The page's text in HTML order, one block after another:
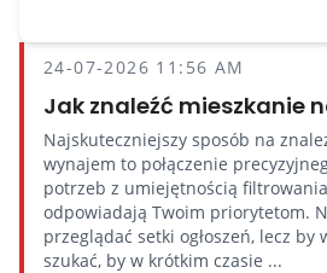
24-07-2026 11:56 AM
Jak znaleźć mieszkanie
Najskuteczniejszy sposób na
wynajem to połączenie
potrzeb z umiejętnością
odpowiadają Twoim priorytetom.
przeglądać setki ogłoszeń, lecz by
szukać, by w krótkim czasie ...